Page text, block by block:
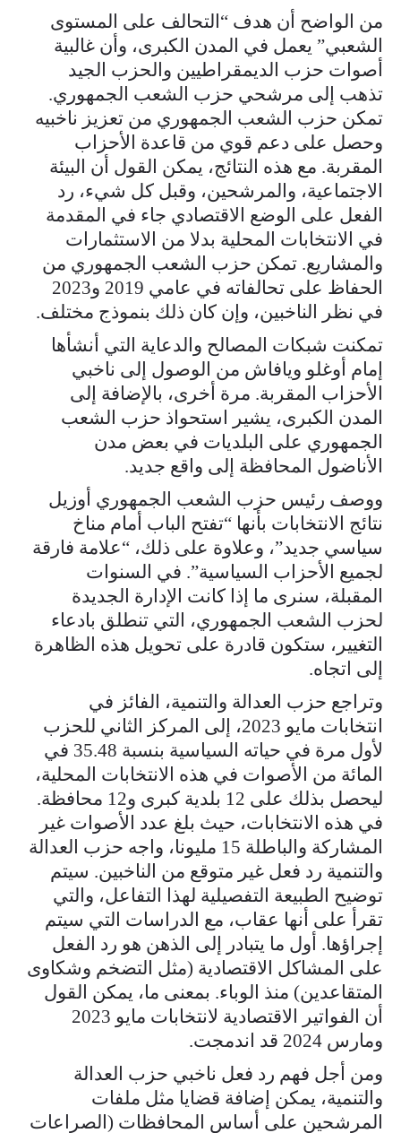
من الواضح أن هدف “التحالف على المستوى
الشعبي” يعمل في المدن الكبرى، وأن غالبية
أصوات حزب الديمقراطيين والحزب الجيد
تذهب إلى مرشحي حزب الشعب الجمهوري.
تمكن حزب الشعب الجمهوري من تعزيز ناخبيه
وحصل على دعم قوي من قاعدة الأحزاب
المقربة. مع هذه النتائج، يمكن القول أن البيئة
الاجتماعية، والمرشحين، وقبل كل شيء، رد
الفعل على الوضع الاقتصادي جاء في المقدمة
في الانتخابات المحلية بدلا من الاستثمارات
والمشاريع. تمكن حزب الشعب الجمهوري من
الحفاظ على تحالفاته في عامي 2019 و2023
في نظر الناخبين، وإن كان ذلك بنموذج مختلف.
تمكنت شبكات المصالح والدعاية التي أنشأها
إمام أوغلو ويافاش من الوصول إلى ناخبي
الأحزاب المقربة. مرة أخرى، بالإضافة إلى
المدن الكبرى، يشير استحواذ حزب الشعب
الجمهوري على البلديات في بعض مدن
الأناضول المحافظة إلى واقع جديد.
ووصف رئيس حزب الشعب الجمهوري أوزيل
نتائج الانتخابات بأنها “تفتح الباب أمام مناخ
سياسي جديد”، وعلاوة على ذلك، “علامة فارقة
لجميع الأحزاب السياسية”. في السنوات
المقبلة، سنرى ما إذا كانت الإدارة الجديدة
لحزب الشعب الجمهوري، التي تنطلق بادعاء
التغيير، ستكون قادرة على تحويل هذه الظاهرة
إلى اتجاه.
وتراجع حزب العدالة والتنمية، الفائز في
انتخابات مايو 2023، إلى المركز الثاني للحزب
لأول مرة في حياته السياسية بنسبة 35.48 في
المائة من الأصوات في هذه الانتخابات المحلية،
ليحصل بذلك على 12 بلدية كبرى و12 محافظة.
في هذه الانتخابات، حيث بلغ عدد الأصوات غير
المشاركة والباطلة 15 مليونا، واجه حزب العدالة
والتنمية رد فعل غير متوقع من الناخبين. سيتم
توضيح الطبيعة التفصيلية لهذا التفاعل، والتي
تقرأ على أنها عقاب، مع الدراسات التي سيتم
إجراؤها. أول ما يتبادر إلى الذهن هو رد الفعل
على المشاكل الاقتصادية (مثل التضخم وشكاوى
المتقاعدين) منذ الوباء. بمعنى ما، يمكن القول
أن الفواتير الاقتصادية لانتخابات مايو 2023
ومارس 2024 قد اندمجت.
ومن أجل فهم رد فعل ناخبي حزب العدالة
والتنمية، يمكن إضافة قضايا مثل ملفات
المرشحين على أساس المحافظات (الصراعات